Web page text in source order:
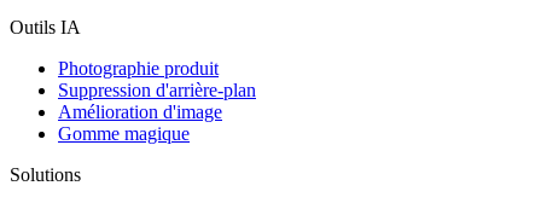
Outils IA
Photographie produit
Suppression d'arrière-plan
Amélioration d'image
Gomme magique
Solutions